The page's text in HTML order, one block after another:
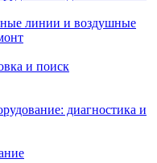
линии и воздушные
и поиск
диагностика и